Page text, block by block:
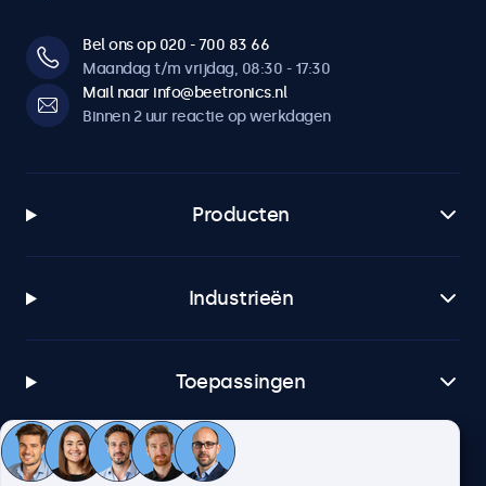
Bel ons op 020 - 700 83 66
Maandag t/m vrijdag, 08:30 - 17:30
Mail naar info@beetronics.nl
Binnen 2 uur reactie op werkdagen
Producten
Industrieën
Toepassingen
Klantenservice